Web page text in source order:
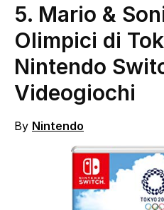
5. Mario &
Olimpici di
Nintendo
Videogiochi
By Nintendo